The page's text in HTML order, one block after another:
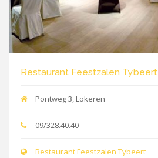
Restaurant Feestzalen Tybeert
Pontweg 3, Lokeren
09/328.40.40
Restaurant Feestzalen Tybeert